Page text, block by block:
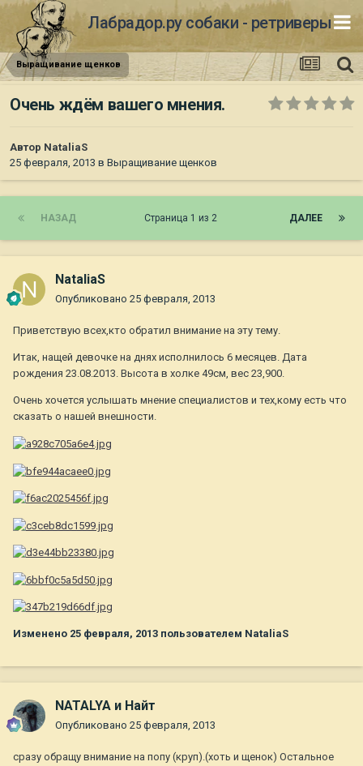
Лабрадор.ру собаки - ретриверы
Выращивание щенков
Очень ждём вашего мнения.
Автор NataliaS
25 февраля, 2013 в Выращивание щенков
НАЗАД ДАЛЕЕ
Страница 1 из 2
NataliaS
Опубликовано 25 февраля, 2013
Приветствую всех,кто обратил внимание на эту тему.
Итак, нащей девочке на днях исполнилось 6 месяцев. Дата
рождения 23.08.2013. Высота в холке 49см, вес 23,900.
Очень хочется услышать мнение специалистов и тех,кому есть что
сказать о нашей внешности.
Изменено 25 февраля, 2013 пользователем NataliaS
NATALYA и Найт
Опубликовано 25 февраля, 2013
сразу обращу внимание на попу (круп).(хоть и щенок) Остальное